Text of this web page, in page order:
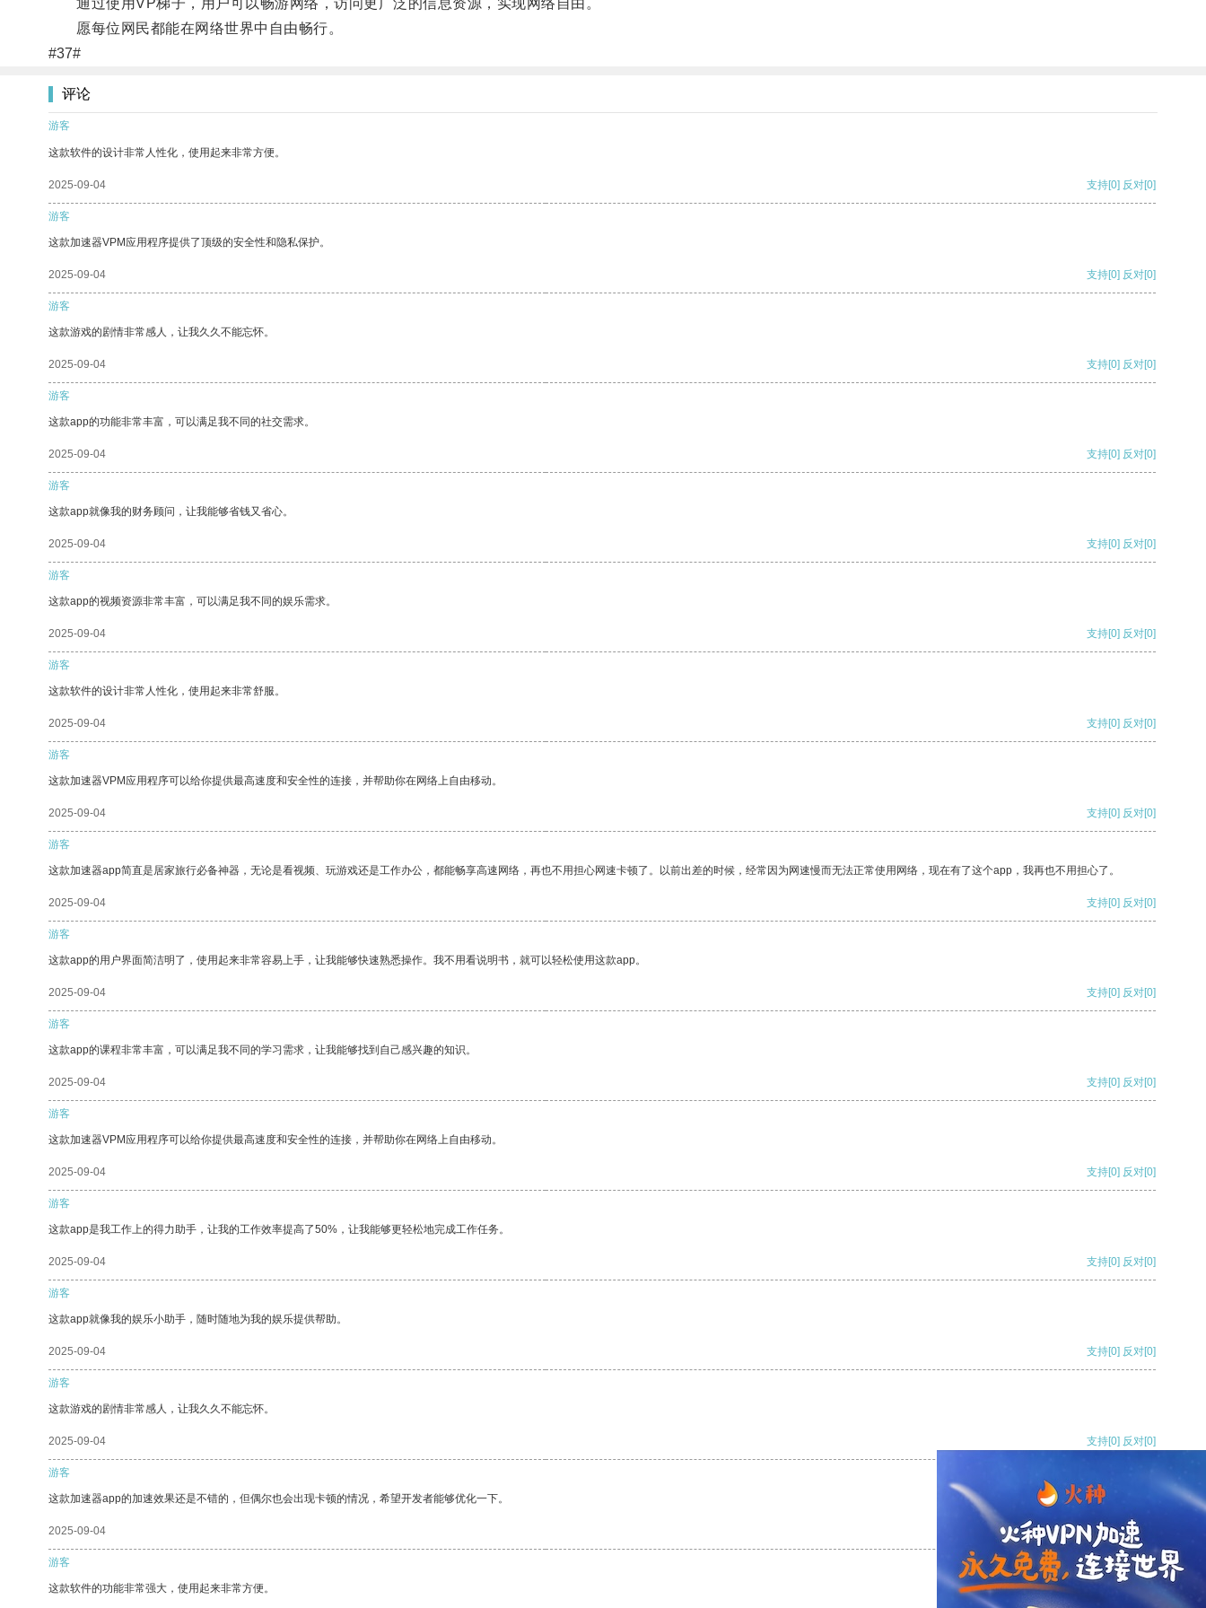
通过使用VP梯子，用户可以畅游网络，访问更广泛的信息资源，实现网络自由。
愿每位网民都能在网络世界中自由畅行。
#37#
评论
游客
这款软件的设计非常人性化，使用起来非常方便。
2025-09-04 支持[0] 反对[0]
游客
这款加速器VPM应用程序提供了顶级的安全性和隐私保护。
2025-09-04 支持[0] 反对[0]
游客
这款游戏的剧情非常感人，让我久久不能忘怀。
2025-09-04 支持[0] 反对[0]
游客
这款app的功能非常丰富，可以满足我不同的社交需求。
2025-09-04 支持[0] 反对[0]
游客
这款app就像我的财务顾问，让我能够省钱又省心。
2025-09-04 支持[0] 反对[0]
游客
这款app的视频资源非常丰富，可以满足我不同的娱乐需求。
2025-09-04 支持[0] 反对[0]
游客
这款软件的设计非常人性化，使用起来非常舒服。
2025-09-04 支持[0] 反对[0]
游客
这款加速器VPM应用程序可以给你提供最高速度和安全性的连接，并帮助你在网络上自由移动。
2025-09-04 支持[0] 反对[0]
游客
这款加速器app简直是居家旅行必备神器，无论是看视频、玩游戏还是工作办公，都能畅享高速网络，再也不用担心网速卡顿了。以前出差的时候，经常因为网速慢而无法正常使用网络，现在有了这个app，我再也不用担心了。
2025-09-04 支持[0] 反对[0]
游客
这款app的用户界面简洁明了，使用起来非常容易上手，让我能够快速熟悉操作。我不用看说明书，就可以轻松使用这款app。
2025-09-04 支持[0] 反对[0]
游客
这款app的课程非常丰富，可以满足我不同的学习需求，让我能够找到自己感兴趣的知识。
2025-09-04 支持[0] 反对[0]
游客
这款加速器VPM应用程序可以给你提供最高速度和安全性的连接，并帮助你在网络上自由移动。
2025-09-04 支持[0] 反对[0]
游客
这款app是我工作上的得力助手，让我的工作效率提高了50%，让我能够更轻松地完成工作任务。
2025-09-04 支持[0] 反对[0]
游客
这款app就像我的娱乐小助手，随时随地为我的娱乐提供帮助。
2025-09-04 支持[0] 反对[0]
游客
这款游戏的剧情非常感人，让我久久不能忘怀。
2025-09-04 支持[0] 反对[0]
游客
这款加速器app的加速效果还是不错的，但偶尔也会出现卡顿的情况，希望开发者能够优化一下。
2025-09-04 支持[0] 反对
游客
这款软件的功能非常强大，使用起来非常方便。